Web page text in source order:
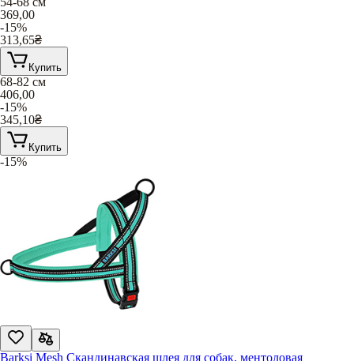
369,00
-15%
313,65₴
Купить
68-82 см
406,00
-15%
345,10₴
Купить
-15%
Barksi Mesh Скандинавская шлея для собак, ментоловая